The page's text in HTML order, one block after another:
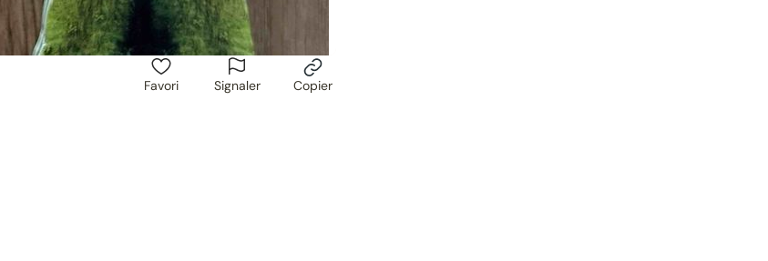
Favori Signaler Copier